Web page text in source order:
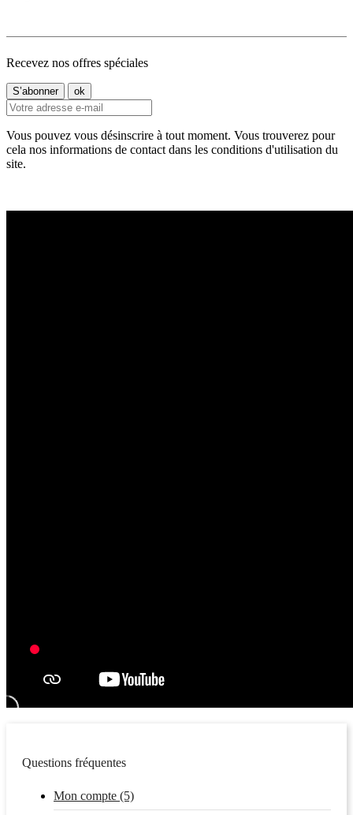
Recevez nos offres spéciales
Vous pouvez vous désinscrire à tout moment. Vous trouverez pour
cela nos informations de contact dans les conditions d'utilisation du
site.
Questions fréquentes
Mon compte (5)